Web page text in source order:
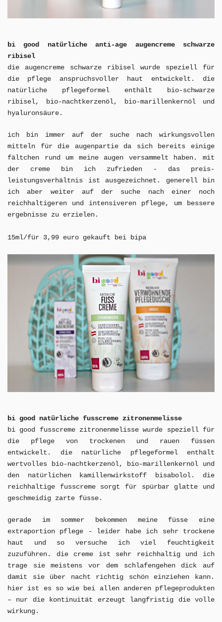
bi good natürliche anti-age augencreme schwarze
ribisel
die augencreme schwarze ribisel wurde speziell für
die pflege anspruchsvoller haut entwickelt. die
natürliche pflegeformel enthält bio-schwarze
ribisel, bio-nachtkerzenöl, bio-marillenkernöl und
hyaluronsäure.
ich bin immer auf der suche nach wirkungsvollen
mitteln für die augenpartie da sich bereits einige
fältchen rund um meine augen versammelt haben. mit
der creme bin ich zufrieden
- das preis-
leistungsverhältnis ist ausgezeichnet. generell bin
ich aber weiter auf der suche nach einer noch
reichhaltigeren und intensiveren pflege, um bessere
ergebnisse zu erzielen.
15ml/für 3,99 euro gekauft bei bipa
bi good natürliche fusscreme zitronenmelisse
bi good fusscreme zitronenmelisse wurde speziell für
die pflege von trockenen und rauen füssen
entwickelt. die natürliche pflegeformel enthält
wertvolles bio-nachtkerzenöl, bio-marillenkernöl und
den natürlichen kamillenwirkstoff bisabolol. die
reichhaltige fusscreme sorgt für spürbar glatte und
geschmeidig zarte füsse.
gerade im sommer bekommen meine füsse eine
extraportion pflege - leider habe ich sehr trockene
haut und so versuche ich viel feuchtigkeit
zuzuführen. die creme ist sehr reichhaltig und ich
trage sie meistens vor dem schlafengehen dick auf
damit sie über nacht richtig schön einziehen kann.
hier ist es so wie bei allen anderen pflegeprodukten
– nur die kontinuität erzeugt langfristig die volle
wirkung.